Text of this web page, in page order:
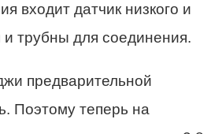
входит датчик низкого и
и трубны для соединения.
предварительной
Поэтому теперь на